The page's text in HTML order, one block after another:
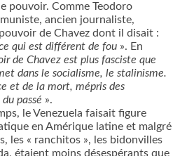
pouvoir. Comme Teodoro
ancien journaliste,
de Chavez dont il disait :
qui est différent de fou ». En
de Chavez est plus fasciste que
dans le socialisme, le stalinisme.
et de la mort, mépris des
passé ».
le Venezuela faisait figure
en Amérique latine et malgré
les « ranchitos », les bidonvilles
étaient moins désespérants que